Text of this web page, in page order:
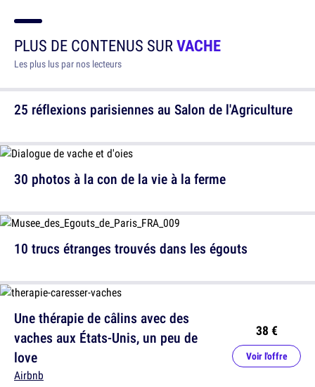
PLUS DE CONTENUS SURVACHE
Les plus lus par nos lecteurs
30 photos à la con de la vie à la ferme
Une thérapie de câlins avec des
vaches aux États-Unis, un peu de
love
Airbnb
38 €
Voir l'offre
25 réflexions parisiennes au Salon de l'Agriculture
10 trucs étranges trouvés dans les égouts